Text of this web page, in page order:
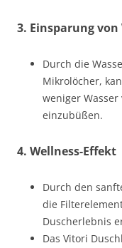
3. Einsparung von
Durch die
Mikrolöcher,
weniger
einzubüßen.
4. Wellness-Effekt
Durch den
die
Duscherlebnis
Das Vitori